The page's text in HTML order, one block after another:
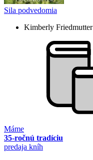
Sila podvedomia
Kimberly Friedmutter
Máme
35-ročnú tradíciu
predaja kníh